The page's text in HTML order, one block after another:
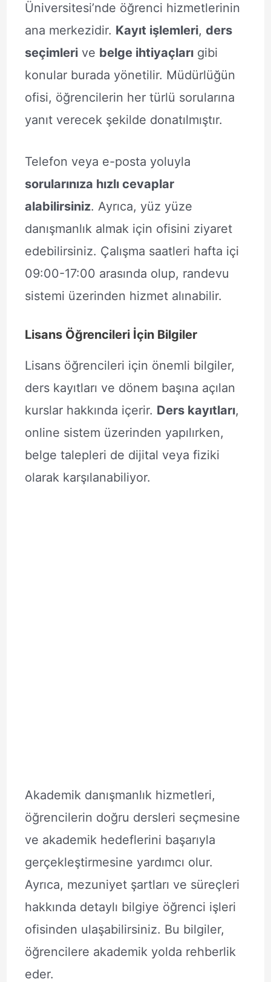
Üniversitesi’nde öğrenci hizmetlerinin
ana merkezidir. Kayıt işlemleri, ders
seçimlerive belge ihtiyaçlarıgibi
konular burada yönetilir. Müdürlüğün
ofisi, öğrencilerin her türlü sorularına
yanıt verecek şekilde donatılmıştır.
Telefon veya e-posta yoluyla
sorularınıza hızlı cevaplar
alabilirsiniz. Ayrıca, yüz yüze
danışmanlık almak için ofisini ziyaret
edebilirsiniz. Çalışma saatleri hafta içi
09:00-17:00 arasında olup, randevu
sistemi üzerinden hizmet alınabilir.
Lisans Öğrencileri İçin Bilgiler
Lisans öğrencileri için önemli bilgiler,
ders kayıtları ve dönem başına açılan
kurslar hakkında içerir. Ders kayıtları,
online sistem üzerinden yapılırken,
belge talepleri de dijital veya fiziki
olarak karşılanabiliyor.
Akademik danışmanlık hizmetleri,
öğrencilerin doğru dersleri seçmesine
ve akademik hedeflerini başarıyla
gerçekleştirmesine yardımcı olur.
Ayrıca, mezuniyet şartları ve süreçleri
hakkında detaylı bilgiye öğrenci işleri
ofisinden ulaşabilirsiniz. Bu bilgiler,
öğrencilere akademik yolda rehberlik
eder.